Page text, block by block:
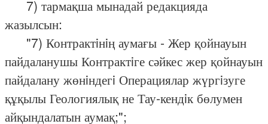
7) тармақша мынадай редакцияда
жазылсын:
"7) Контрактiнiң аумағы - Жер қойнауын
пайдаланушы Контрактiге сәйкес жер қойнауын
пайдалану жөнiндегi Операциялар жүргiзуге
құқылы Геологиялық не Тау-кендiк бөлумен
айқындалатын аумақ;";